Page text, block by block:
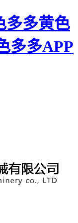
多多黄色
多多APP